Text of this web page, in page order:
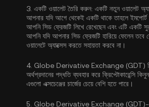
3. একটি ওয়ালেট তৈরি করুন: একটি নতুন ওয়ালেট
আপনার যদি আগে থেকেই একটি থাকে তাহলে ইমপোর্ট
আপনি সিড ফ্রেজটি লিখে রেখেছেন এবং এটি একটি
আপনি যদি আপনার সিড ফ্রেজটি হারিয়ে ফেলেন
ওয়ালেটে অ্যাক্সেস করতে সহায়তা করবে না।
4. Globe Derivative Exchange (GDT)
অর্থপ্রদানের পদ্ধতি ব্যবহার করে ক্রিপ্টোকারেন্সি
এগুলো এক্সচেঞ্জের চার্জের চেয়ে বেশি হতে পারে।
5. Globe Derivative Exchange (GDT)-